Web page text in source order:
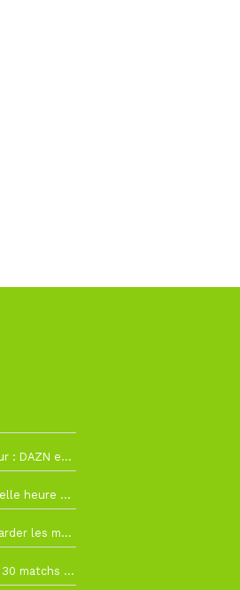
La Liga change de diffuseur : DAZN et Disney+ remplacent beIN Sports !
RC Lens – Villarreal : à quelle heure et sur quelle chaîne voir la finale de la Como Cup ?
Como Cup : comment regarder les matchs du RC Lens en direct ?
Ligue 1+ diffusera plus de 30 matchs amicaux avant la reprise de la Ligue 1